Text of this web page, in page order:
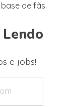
de fãs.
e jobs!